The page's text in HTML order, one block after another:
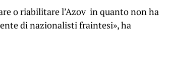
o riabilitare l’Azov in quanto non ha
di nazionalisti fraintesi», ha